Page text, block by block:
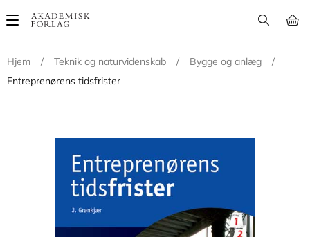
Main
Hjem
/ Teknik og naturvidenskab / Bygge og anlæg
/
Entreprenørens tidsfrister